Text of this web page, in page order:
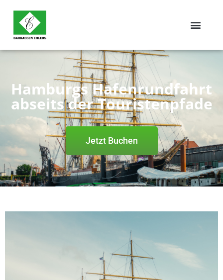
Hamburgs Hafenrundfahrt
abseits der Touristenpfade
Jetzt Buchen